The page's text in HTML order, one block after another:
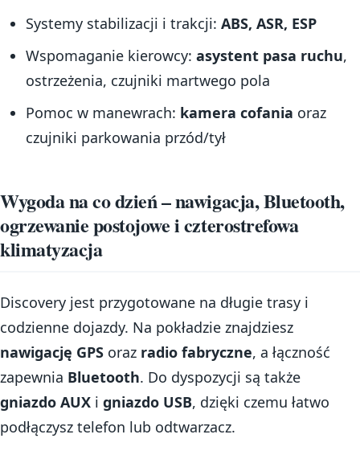
Systemy stabilizacji i trakcji: ABS, ASR, ESP
Wspomaganie kierowcy: asystent pasa ruchu,
ostrzeżenia, czujniki martwego pola
Pomoc w manewrach: kamera cofania oraz
czujniki parkowania przód/tył
Wygoda na co dzień – nawigacja, Bluetooth,
ogrzewanie postojowe i czterostrefowa
klimatyzacja
Discovery jest przygotowane na długie trasy i
codzienne dojazdy. Na pokładzie znajdziesz
nawigację GPS oraz radio fabryczne, a łączność
zapewnia Bluetooth. Do dyspozycji są także
gniazdo AUX i gniazdo USB, dzięki czemu łatwo
podłączysz telefon lub odtwarzacz.